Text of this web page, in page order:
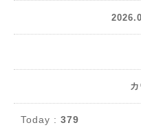
Today : 379